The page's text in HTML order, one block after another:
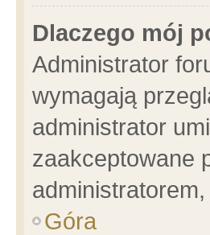
Dlaczego mój
Administrator
wymagają
administrator
zaakceptowane
Góra